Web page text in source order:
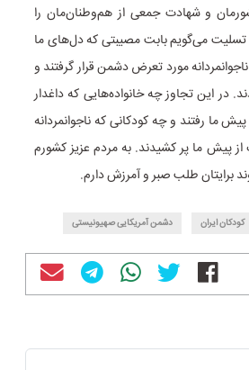
و شهادت جمعی از هم‌وطنان‌مان را
می‌گویم بابت مصیبتی که دل‌های ما
مورد تعرض دشمن قرار گرفتند و
در این تجاوز چه خانواده‌هایی که داغدار
ما رفتند و چه کودکانی که ناجوانمردانه
پیش ما پر کشیدند. به مردم عزیز کشورم
برایتان طلب صبر و آمرزش دارم.
کودکان ایران دشمن آمریکایی صهیونیستی